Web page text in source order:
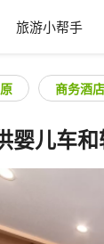
旅游小帮手
商务酒店
儿车